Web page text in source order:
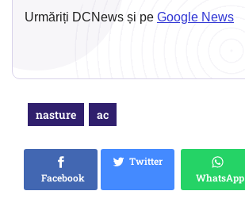
Urmăriți DCNews și pe Google News
nasture ac
Facebook
Twitter
WhatsApp